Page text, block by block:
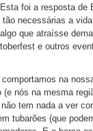
foi a resposta de
necessárias a
que atraísse
e outros
na
nós na mesma
tem nada a ver
tubarões (que